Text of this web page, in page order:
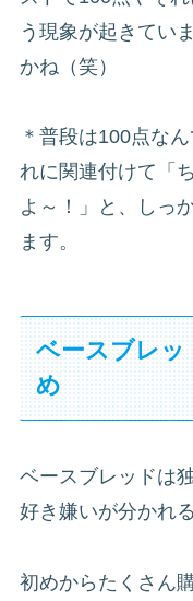
う現象が起きてい
かね（笑）
＊普段は100点な
れに関連付けて「
よ～！」と、しっ
ます。
ベースブレッ
め
ベースブレッドは
好き嫌いが分かれ
初めからたくさん